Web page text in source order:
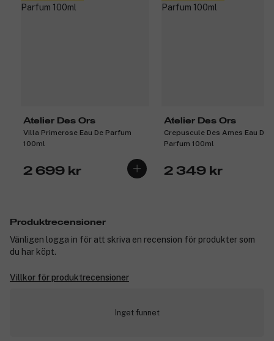
Atelier Des Ors
Villa Primerose Eau De Parfum
100ml
2 699 kr
Atelier Des Ors
Crepuscule Des Ames Eau De
Parfum 100ml
2 349 kr
Produktrecensioner
Vänligen logga in för att skriva en recension för produkter som
du har köpt.
Villkor för produktrecensioner
Inget funnet